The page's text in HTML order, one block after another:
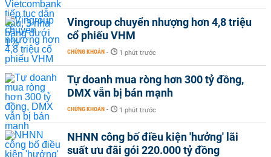
Vingroup chuyển nhượng hơn 4,8 triệu
cổ phiếu VHM
CHỨNG KHOÁN - 1 phút trước
Tự doanh mua ròng hơn 300 tỷ đồng,
DMX vẫn bị bán mạnh
CHỨNG KHOÁN - 1 phút trước
NHNN công bố điều kiện 'hưởng' lãi
suất ưu đãi gói 220.000 tỷ đồng